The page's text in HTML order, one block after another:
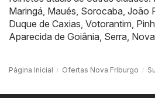
Maringá Maués Sorocaba João
Duque de Caxias Votorantim
Aparecida de Goiânia Serra
Página Inicial Ofertas Nova Friburgo